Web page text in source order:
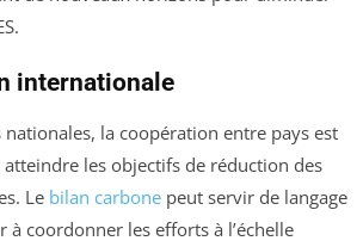
internationale
nationales, la coopération entre pays est
les objectifs de réduction des
Le bilan carbone peut servir de langage
coordonner les efforts à l’échelle